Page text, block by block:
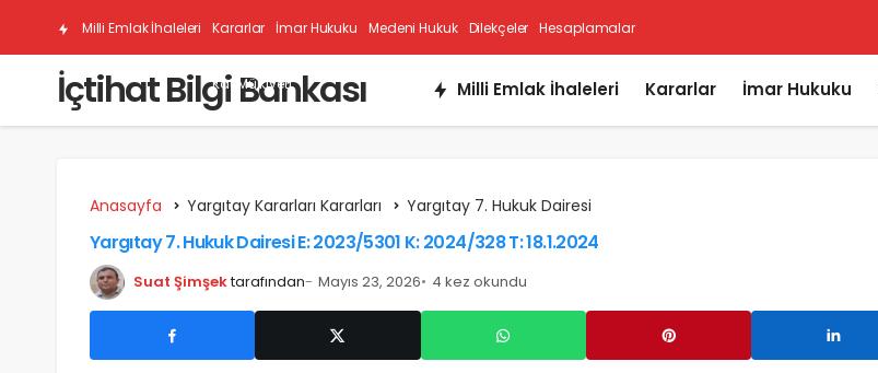
Milli Emlak İhaleleri Kararlar İmar Hukuku Medeni Hukuk Dilekçeler Hesaplamalar
Kat Mülkiyeti
İçtihat Bilgi Bankası Milli Emlak İhaleleri Kararlar İmar Hukuku
Anasayfa Yargıtay Kararları Kararları Yargıtay 7. Hukuk Dairesi
Yargıtay 7. Hukuk Dairesi E: 2023/5301 K: 2024/328 T: 18.1.2024
Suat Şimşektarafından Mayıs 23, 2026 4 kez okundu